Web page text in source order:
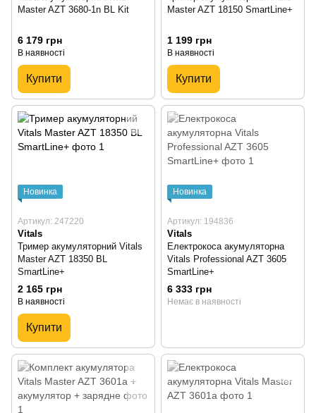
Master AZT 3680-1n BL Kit
6 179 грн
В наявності
Купити
Master AZT 18150 SmartLine+
1 199 грн
В наявності
Купити
Новинка
Артикул: 247220
Vitals
Тример акумуляторний Vitals
Master AZT 18350 BL
SmartLine+
2 165 грн
В наявності
Купити
Новинка
Артикул: 194836
Vitals
Електрокоса акумуляторна
Vitals Professional AZT 3605
SmartLine+
6 333 грн
Немає в наявності